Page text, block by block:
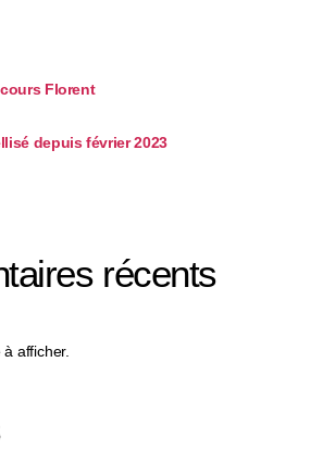
Florent
depuis février 2023
récents
afficher.